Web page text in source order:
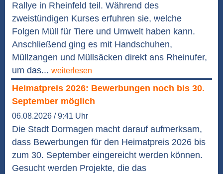
Rallye in Rheinfeld teil. Während des
zweistündigen Kurses erfuhren sie, welche
Folgen Müll für Tiere und Umwelt haben kann.
Anschließend ging es mit Handschuhen,
Müllzangen und Müllsäcken direkt ans Rheinufer,
um das... weiterlesen
Heimatpreis 2026: Bewerbungen noch bis 30.
September möglich
06.08.2026 / 9:41 Uhr
Die Stadt Dormagen macht darauf aufmerksam,
dass Bewerbungen für den Heimatpreis 2026 bis
zum 30. September eingereicht werden können.
Gesucht werden Projekte, die das